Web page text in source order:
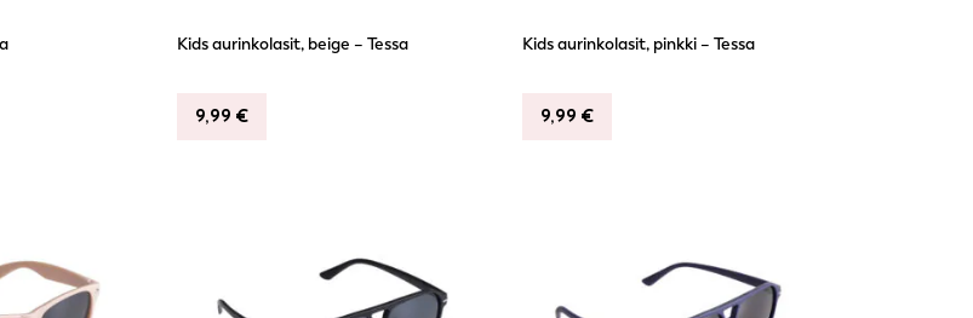
Kids aurinkolasit, beige – Tessa
9,99 €
Kids aurinkolasit, pinkki – Tessa
9,99 €